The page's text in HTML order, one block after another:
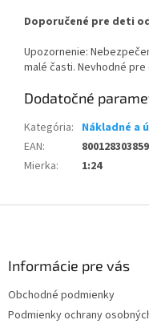
Doporučené pre deti
Upozornenie:
malé časti. Nevhodné pre
Dodatočné
Kategória: Nákladné a
EAN:
Mierka: 1:24
Informácie pre vás
Obchodné podmienky
Podmienky ochrany